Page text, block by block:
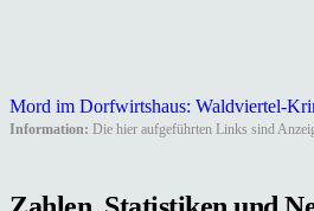
Mord im Dorfwirtshaus: Waldviertel-
Information: Die hier aufgeführten Links sind